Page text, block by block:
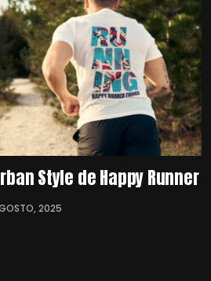
Style de Happy Runner
2025